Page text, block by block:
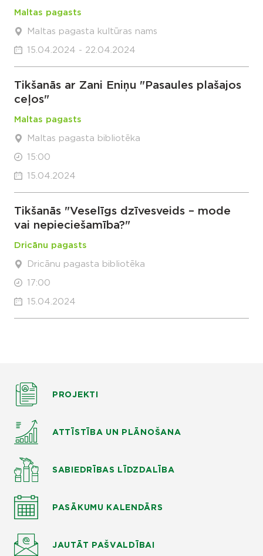
Maltas pagasts
Maltas pagasta kultūras nams
15.04.2024 - 22.04.2024
Tikšanās ar Zani Eniņu "Pasaules plašajos
ceļos"
Maltas pagasts
Maltas pagasta bibliotēka
15:00
15.04.2024
Tikšanās "Veselīgs dzīvesveids – mode
vai nepieciešamība?"
Dricānu pagasts
Dricānu pagasta bibliotēka
17:00
15.04.2024
PROJEKTI
ATTĪSTĪBA UN PLĀNOŠANA
SABIEDRĪBAS LĪDZDALĪBA
PASĀKUMU KALENDĀRS
JAUTĀT PAŠVALDĪBAI